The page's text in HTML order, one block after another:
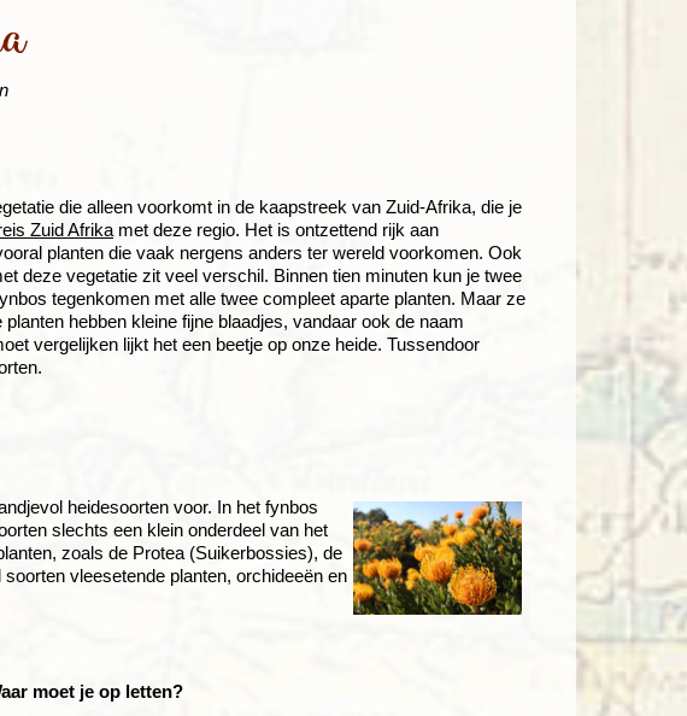
die alleen voorkomt in de kaapstreek van Zuid-Afrika, die je
Zuid Afrika met deze regio. Het is ontzettend rijk aan
planten die vaak nergens anders ter wereld voorkomen. Ook
deze vegetatie zit veel verschil. Binnen tien minuten kun je twee
tegenkomen met alle twee compleet aparte planten. Maar ze
hebben kleine fijne blaadjes, vandaar ook de naam
vergelijken lijkt het een beetje op onze heide. Tussendoor
heidesoorten voor. In het fynbos
slechts een klein onderdeel van het
zoals de Protea (Suikerbossies), de
vleesetende planten, orchideeën en
moet je op letten?